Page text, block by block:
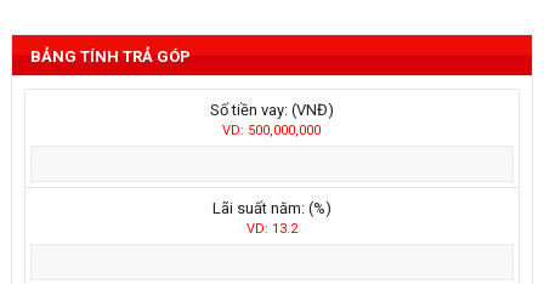
BẢNG TÍNH TRẢ GÓP
Số tiền vay: (VNĐ)
VD: 500,000,000
Lãi suất năm: (%)
VD: 13.2